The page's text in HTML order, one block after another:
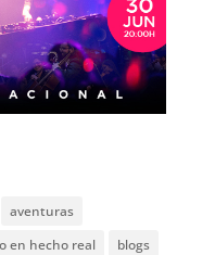
aventuras
en hecho real
blogs